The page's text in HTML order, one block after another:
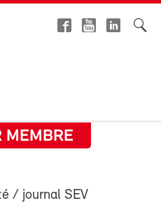
MEMBRE
/ journal SEV